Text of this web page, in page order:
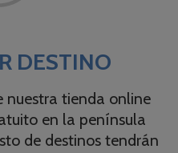
DESTINO
nuestra tienda online
en la península
de destinos tendrán